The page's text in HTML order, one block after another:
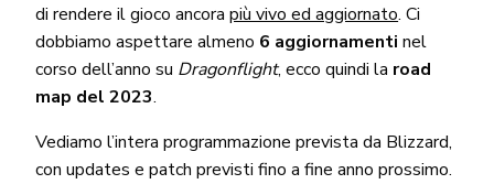
di rendere il gioco ancorapiù vivo ed aggiornato. Ci
dobbiamo aspettare almeno 6 aggiornamenti nel
corso dell’anno su Dragonflight, ecco quindi la road
map del 2023.
Vediamo l’intera programmazione prevista da Blizzard,
con updates e patch previsti fino a fine anno prossimo.